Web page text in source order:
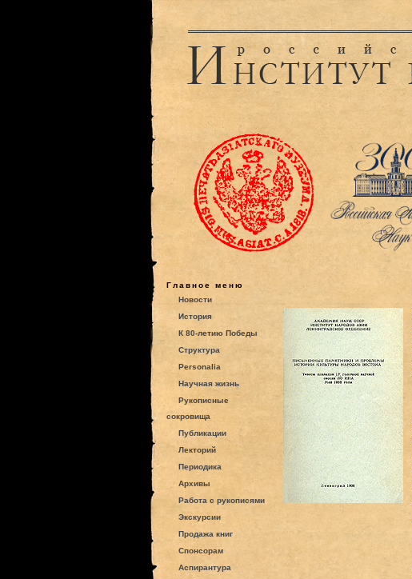
Главное меню
Новости
История
К 80-летию Победы
Структура
Personalia
Научная жизнь
Рукописные
сокровища
Публикации
Лекторий
Периодика
Архивы
Работа с рукописями
Экскурсии
Продажа книг
Спонсорам
Аспирантура